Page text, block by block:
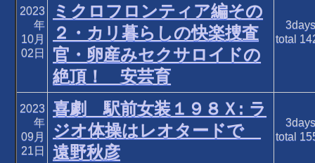
2023
年
10月
02日
ミクロフロンティア編その
２・カリ暮らしの快楽捜査
官・卵産みセクサロイドの
絶頂！ 安芸育
total
2023
年
09月
21日
喜劇 駅前女装１９８Ｘ: ラ
ジオ体操はレオタードで
遠野秋彦
total